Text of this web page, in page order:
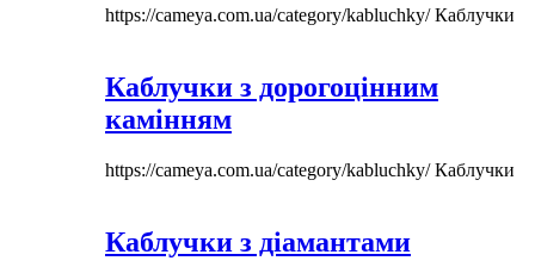
https://cameya.com.ua/category/kabluchky/Каблучки
Каблучки з дорогоцінним
камінням
https://cameya.com.ua/category/kabluchky/Каблучки
Каблучки з діамантами